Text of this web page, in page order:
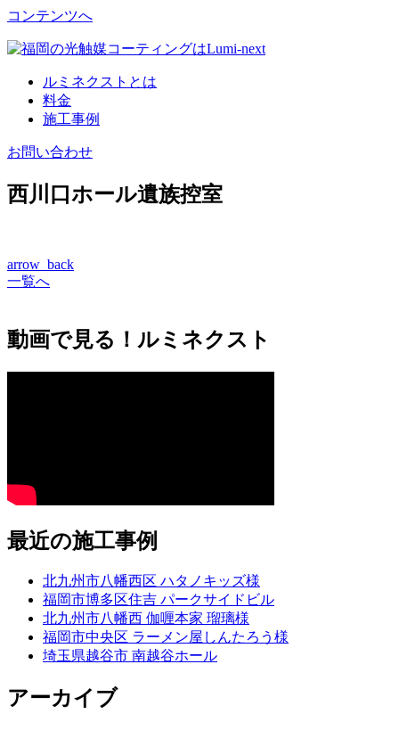
コンテンツへ
ルミネクストとは
料金
施工事例
お問い合わせ
西川口ホール遺族控室
arrow_back
一覧へ
動画で見る！ルミネクスト
最近の施工事例
北九州市八幡西区 ハタノキッズ様
福岡市博多区住吉 パークサイドビル
北九州市八幡西 伽喱本家 瑠璃様
福岡市中央区 ラーメン屋しんたろう様
埼玉県越谷市 南越谷ホール
アーカイブ